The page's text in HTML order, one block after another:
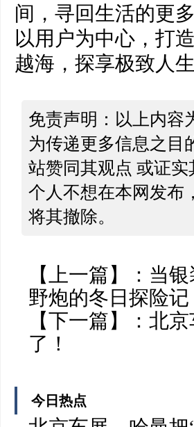
间，寻回生活的更
以用户为中心，打
越海，探享极致人生
免责声明：以上内容
为传递更多信息之目
站赞同其观点 或证
个人不想在本网发布
将其撤除。
【上一篇】： 当
野炮的冬日探险记
【下一篇】： 北京
了！
今日热点